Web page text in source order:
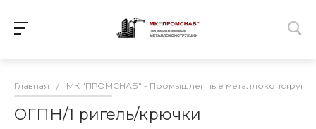
Главная / МК "ПРОМСНАБ" - Промышленные
ОГПН/1 ригель/крючки